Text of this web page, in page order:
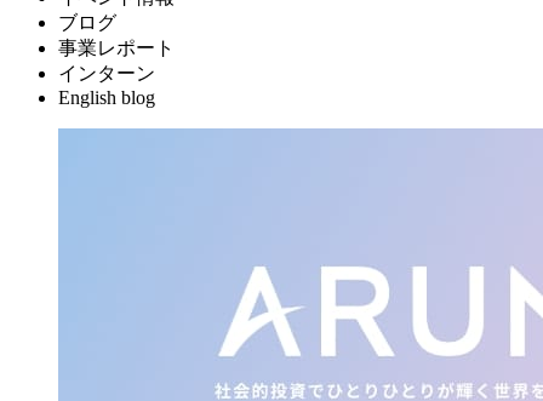
ブログ
事業レポート
インターン
English blog